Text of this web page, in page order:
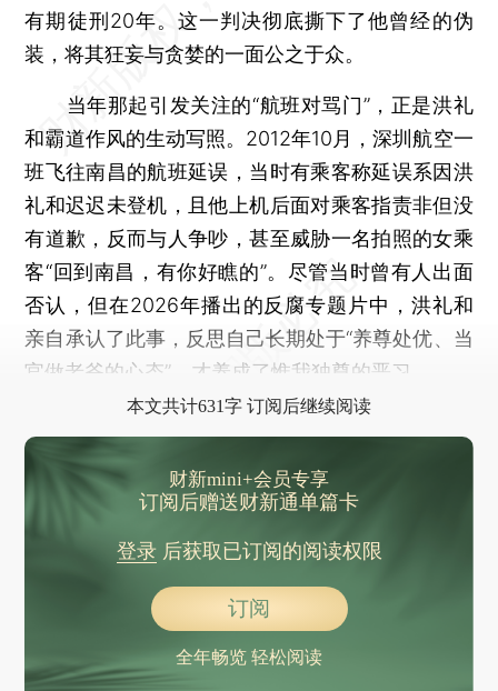
有期徒刑20年。这一判决彻底撕下了他曾经的伪
装，将其狂妄与贪婪的一面公之于众。
当年那起引发关注的“航班对骂门”，正是洪礼
和霸道作风的生动写照。2012年10月，深圳航空一
班飞往南昌的航班延误，当时有乘客称延误系因洪
礼和迟迟未登机，且他上机后面对乘客指责非但没
有道歉，反而与人争吵，甚至威胁一名拍照的女乘
客“回到南昌，有你好瞧的”。尽管当时曾有人出面
否认，但在2026年播出的反腐专题片中，洪礼和
亲自承认了此事，反思自己长期处于“养尊处优、当
官做老爷的心态”，才养成了惟我独尊的恶习。
本文共计631字 订阅后继续阅读
财新mini+会员专享
订阅后赠送财新通单篇卡
登录后获取已订阅的阅读权限
订阅
全年畅览 轻松阅读